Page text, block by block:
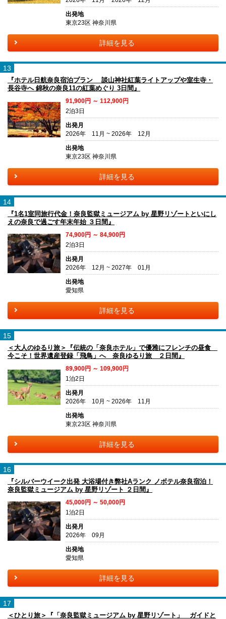
出発地
東京23区 神奈川県
詳細を見る
13
『ホテル日航奈良宿泊プラン 談山神社紅葉ライトアップや室生寺・
長谷寺へ 錦秋の奈良11の紅葉めぐり 3日間』
91,900円 ～ 112,900円
2泊3日
出発月
2026年 11月 ~ 2026年 12月
出発地
東京23区 神奈川県
詳細を見る
14
『1名1室同旅行代金！奈良監獄ミュージアム by 星野リゾートといにし
えの奈良で過ごす年末年始 ３日間』
74,900円 ～ 84,900円
2泊3日
出発月
2026年 12月 ~ 2027年 01月
出発地
愛知県
詳細を見る
15
＜大人のゆるり旅＞『伝統の「奈良ホテル」で優雅にフレンチの昼食
今こそ！世界遺産登録「飛鳥」へ 奈良ゆるり旅 ２日間』
89,900円 ～ 109,900円
1泊2日
出発月
2026年 10月 ~ 2026年 11月
出発地
東京23区 神奈川県
詳細を見る
16
『シルバーウイーク出発 大浴場付き弊社Aランク ノボテル奈良宿泊！
奈良監獄ミュージアム by 星野リゾート ２日間』
45,000円 ～ 50,000円
1泊2日
出発月
2026年 09月
出発地
愛知県
詳細を見る
17
＜ひとり旅＞『「奈良監獄ミュージアム by 星野リゾート」 ガイドと